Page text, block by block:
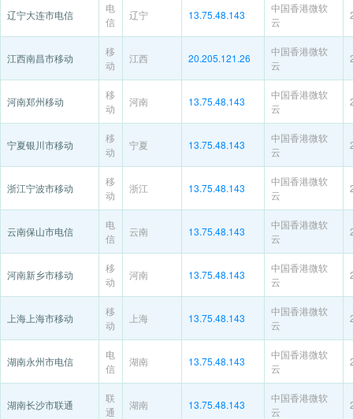
辽宁大连市电信
电
信
辽宁 13.75.48.143
中国香港微软
云
江西南昌市移动
移
动
江西 20.205.121.26
中国香港微软
云
河南郑州移动
移
动
河南 13.75.48.143
中国香港微软
云
宁夏银川市移动
移
动
宁夏 13.75.48.143
中国香港微软
云
浙江宁波市移动
移
动
浙江 13.75.48.143
中国香港微软
云
云南保山市电信
电
信
云南 13.75.48.143
中国香港微软
云
河南新乡市移动
移
动
河南 13.75.48.143
中国香港微软
云
上海上海市移动
移
动
上海 13.75.48.143
中国香港微软
云
湖南永州市电信
电
信
湖南 13.75.48.143
中国香港微软
云
湖南长沙市联通
联
通
湖南 13.75.48.143
中国香港微软
云